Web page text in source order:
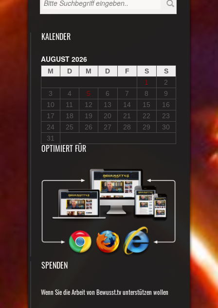
KALENDER
AUGUST 2026
M D M D F S
S
1
2
3
4 5 6 7 8
9
10
11 12 13 14 15
16
17
18 19 20 21 22
23
24
25 26 27 28 29
30
31
OPTIMIERT FÜR
SPENDEN
Wenn Sie die Arbeit von Bewusst.tv unterstützen wollen